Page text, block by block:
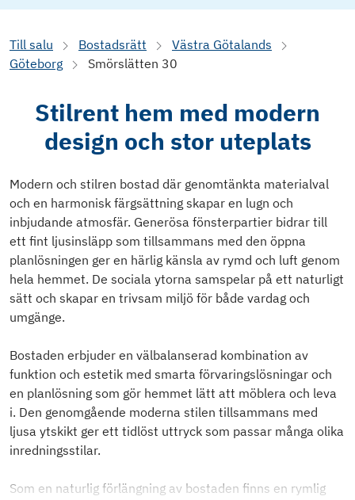
Till salu Bostadsrätt
Västra Götalands
Göteborg
Smörslätten 30
Stilrent hem med modern
design och stor uteplats
Modern och stilren bostad där genomtänkta materialval
och en harmonisk färgsättning skapar en lugn och
inbjudande atmosfär. Generösa fönsterpartier bidrar till
ett fint ljusinsläpp som tillsammans med den öppna
planlösningen ger en härlig känsla av rymd och luft genom
hela hemmet. De sociala ytorna samspelar på ett naturligt
sätt och skapar en trivsam miljö för både vardag och
umgänge.
Bostaden erbjuder en välbalanserad kombination av
funktion och estetik med smarta förvaringslösningar och
en planlösning som gör hemmet lätt att möblera och leva
i. Den genomgående moderna stilen tillsammans med
ljusa ytskikt ger ett tidlöst uttryck som passar många olika
inredningsstilar.
Som en naturlig förlängning av bostaden finns en rymlig